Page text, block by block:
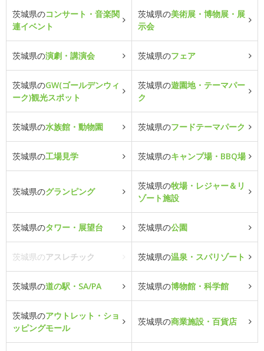
茨城県のコンサート・音楽関
連イベント
茨城県の美術展・博物展・展
示会
茨城県の演劇・講演会 茨城県のフェア
茨城県のGW(ゴールデンウィ
ーク)観光スポット
茨城県の遊園地・テーマパー
ク
茨城県の水族館・動物園 茨城県のフードテーマパーク
茨城県の工場見学 茨城県のキャンプ場・BBQ場
茨城県のグランピング
茨城県の牧場・レジャー＆リ
ゾート施設
茨城県のタワー・展望台 茨城県の公園
茨城県のアスレチック 茨城県の温泉・スパリゾート
茨城県の道の駅・SA/PA 茨城県の博物館・科学館
茨城県のアウトレット・ショ
ッピングモール
茨城県の商業施設・百貨店